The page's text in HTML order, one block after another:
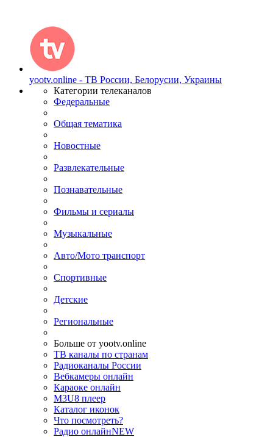
yootv.online - ТВ России, Белорусии, Украины
Категории телеканалов
Федеральные
Общая тематика
Новостные
Развлекательные
Познавательные
Фильмы и сериалы
Музыкальные
Авто/Мото транспорт
Спортивные
Детские
Региональные
Больше от yootv.online
ТВ каналы по странам
Радиоканалы России
Вебкамеры онлайн
Караоке онлайн
M3U8 плеер
Каталог иконок
Что посмотреть?
Радио онлайнNEW